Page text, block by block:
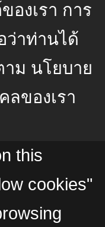
งเรา การ
ว่าท่านได้
าม นโยบาย
ของเรา
this
cookies"